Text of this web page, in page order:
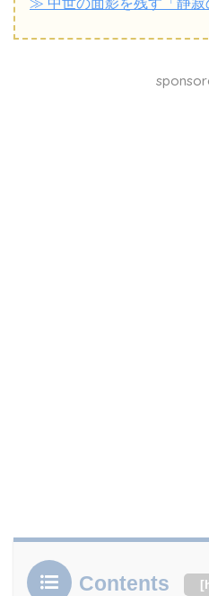
≫ 中世の面影を残す「静寂
Contents [